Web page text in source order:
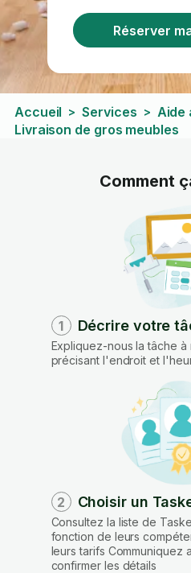
Réserver
Accueil > Services > Aide
Livraison de gros meubles
Comment
1 Décrire votre
Expliquez-nous la tâche à
précisant l'endroit et
2 Choisir un
Consultez la liste de
fonction de leurs
leurs tarifs Communiquez
confirmer les détails